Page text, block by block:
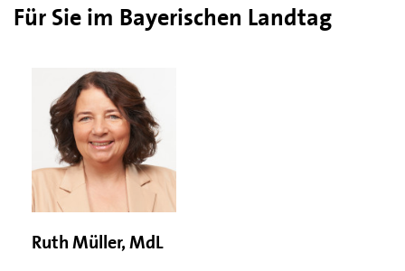
Für Sie im Bayerischen Landtag
Ruth Müller, MdL